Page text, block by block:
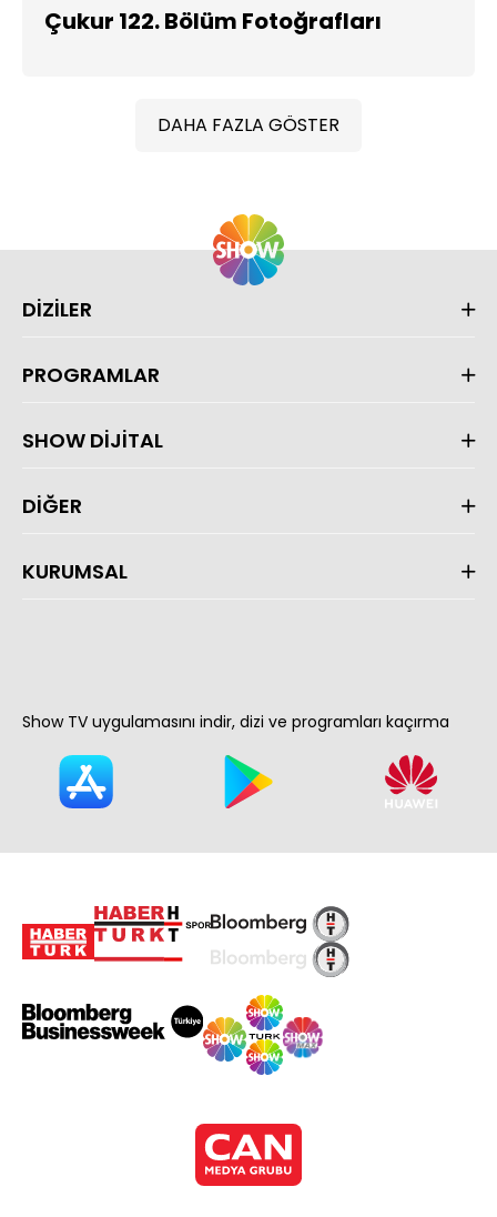
Çukur 122. Bölüm Fotoğrafları
DAHA FAZLA GÖSTER
DİZİLER
PROGRAMLAR
SHOW DİJİTAL
DİĞER
KURUMSAL
Show TV uygulamasını indir, dizi ve programları kaçırma